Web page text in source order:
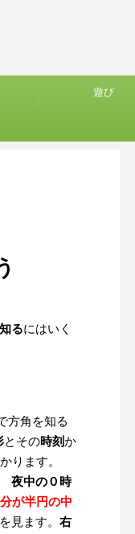
遊び
るにはいく
方角を知る
とその時刻か
かります。
夜中の０時
が半円の中
見ます。 右